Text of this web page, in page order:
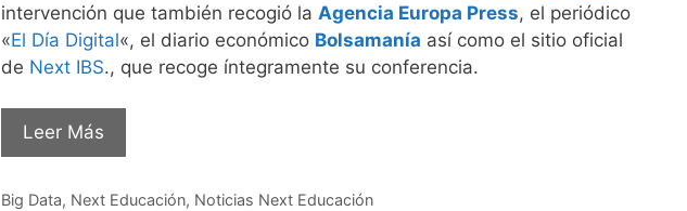
intervención que también recogió la Agencia Europa Press, el periódico
«El Día Digital«, el diario económico Bolsamanía así como el sitio oficial
de Next IBS., que recoge íntegramente su conferencia.
Leer Más
Categorías
Big Data, Next Educación, Noticias Next Educación